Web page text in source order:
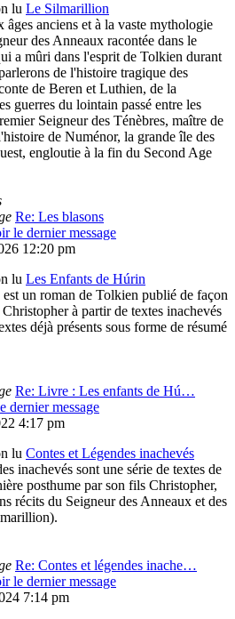
Le Silmarillion
âges anciens et à la vaste mythologie
des Anneaux racontée dans le
a mûri dans l'esprit de Tolkien durant
de l'histoire tragique des
de Beren et Luthien, de la
guerres du lointain passé entre les
Seigneur des Ténèbres, maître de
de Numénor, la grande île des
engloutie à la fin du Second Age
Re: Les blasons
le dernier message
12:20 pm
Les Enfants de Húrin
un roman de Tolkien publié de façon
à partir de textes inachevés
déjà présents sous forme de résumé
Re: Livre : Les enfants de Hú…
dernier message
4:17 pm
Contes et Légendes inachevés
inachevés sont une série de textes de
posthume par son fils Christopher,
récits du Seigneur des Anneaux et des
Re: Contes et légendes inache…
le dernier message
7:14 pm